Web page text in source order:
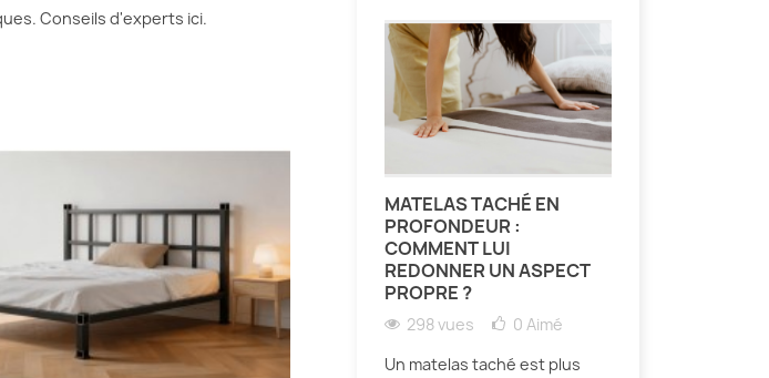
Conseils d'experts ici.
MATELAS TACHÉ EN
PROFONDEUR :
COMMENT LUI
REDONNER UN ASPECT
PROPRE ?
298 vues 0 Aimé
Un matelas taché est plus